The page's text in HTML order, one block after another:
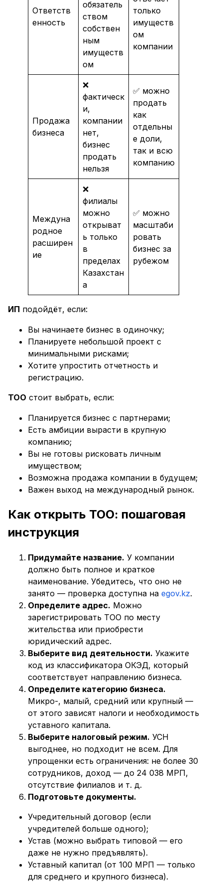
Ответств
енность
обязатель
ством
собствен
ным
имуществ
ом
только
имуществ
ом
компании
Продажа
бизнеса
❌
фактическ
и,
компании
нет,
бизнес
продать
нельзя
✅ можно
продать
как
отдельны
е доли,
так и всю
компанию
Междуна
родное
расширен
ие
❌
филиалы
можно
открыват
ь только
в
пределах
Казахстан
а
✅ можно
масштаби
ровать
бизнес за
рубежом
ИП подойдёт, если:
Вы начинаете бизнес в одиночку;
Планируете небольшой проект с
минимальными рисками;
Хотите упростить отчетность и
регистрацию.
ТОО стоит выбрать, если:
Планируется бизнес с партнерами;
Есть амбиции вырасти в крупную
компанию;
Вы не готовы рисковать личным
имуществом;
Возможна продажа компании в будущем;
Важен выход на международный рынок.
Как открыть ТОО: пошаговая
инструкция
Придумайте название. У компании
должно быть полное и краткое
наименование. Убедитесь, что оно не
занято — проверка доступна на egov.kz.
Определите адрес. Можно
зарегистрировать ТОО по месту
жительства или приобрести
юридический адрес.
Выберите вид деятельности. Укажите
код из классификатора ОКЭД, который
соответствует направлению бизнеса.
Определите категорию бизнеса.
Микро-, малый, средний или крупный —
от этого зависят налоги и необходимость
уставного капитала.
Выберите налоговый режим. УСН
выгоднее, но подходит не всем. Для
упрощенки есть ограничения: не более 30
сотрудников, доход — до 24 038 МРП,
отсутствие филиалов и т. д.
Подготовьте документы.
Учредительный договор (если
учредителей больше одного);
Устав (можно выбрать типовой — его
даже не нужно предъявлять).
Уставный капитал (от 100 МРП — только
для среднего и крупного бизнеса).